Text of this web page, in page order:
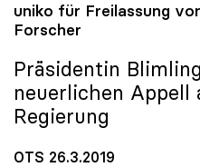
uniko für Freilassung
Forscher
Präsidentin
neuerlichen Appell
Regierung
OTS 26.3.2019